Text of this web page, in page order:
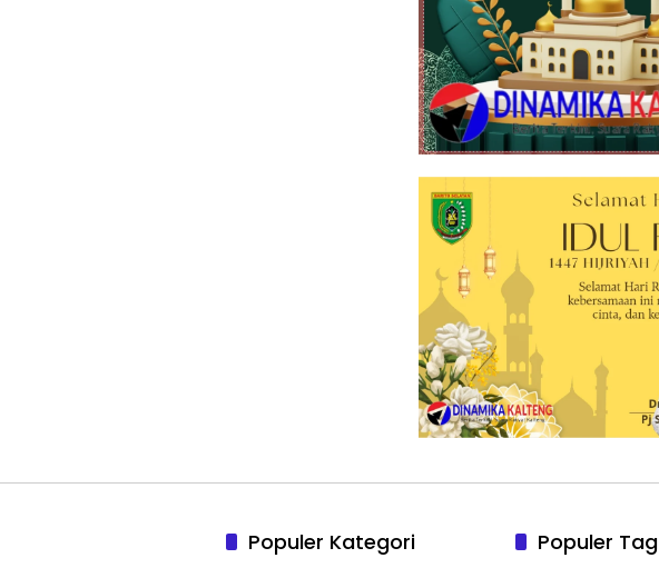
Populer Kategori Populer Tag